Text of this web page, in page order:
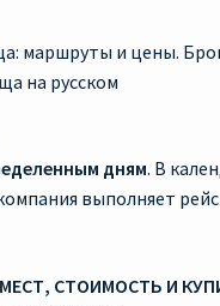
маршруты и цены.
на русском
дням. В
выполняет
СТОИМОСТЬ И